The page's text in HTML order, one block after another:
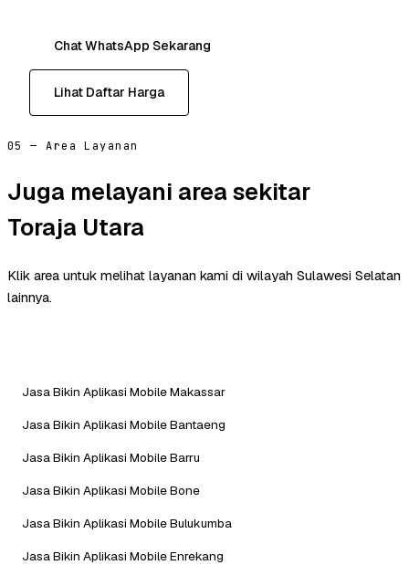
Chat WhatsApp Sekarang
Lihat Daftar Harga
05 — Area Layanan
Juga melayani area sekitar
Toraja Utara
Klik area untuk melihat layanan kami di wilayah Sulawesi Selatan
lainnya.
Jasa Bikin Aplikasi Mobile Makassar
Jasa Bikin Aplikasi Mobile Bantaeng
Jasa Bikin Aplikasi Mobile Barru
Jasa Bikin Aplikasi Mobile Bone
Jasa Bikin Aplikasi Mobile Bulukumba
Jasa Bikin Aplikasi Mobile Enrekang